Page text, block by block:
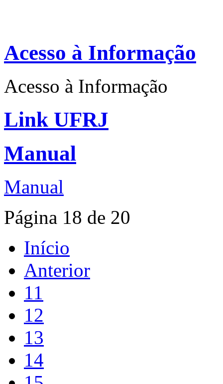
Acesso à Informação
Acesso à Informação
Link UFRJ
Manual
Manual
Página 18 de 20
Início
Anterior
11
12
13
14